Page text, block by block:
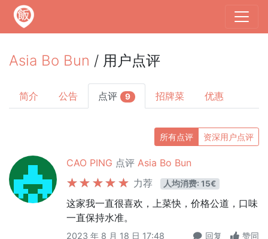
Asia Bo Bun / 用户点评
简介 公告 点评 9 招牌菜 优惠
所有点评 资深用户点评
CAO PING 点评 Asia Bo Bun
力荐
人均消费: 15€
这家我一直很喜欢，上菜快，价格公道，口味
一直保持水准。
2023 年 8 月 18 日 17:48 回复 赞同